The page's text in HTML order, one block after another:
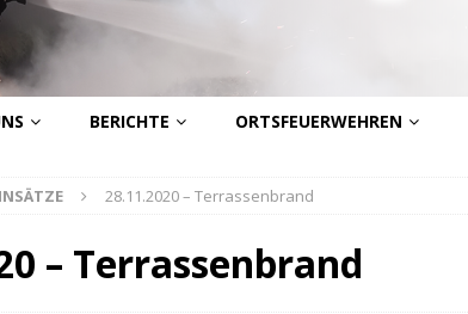
BERICHTE ORTSFEUERWEHREN
28.11.2020 – Terrassenbrand
– Terrassenbrand